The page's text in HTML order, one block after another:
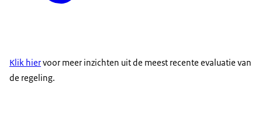
Klik hiervoor meer inzichten uit de meest recente evaluatie van
de regeling.